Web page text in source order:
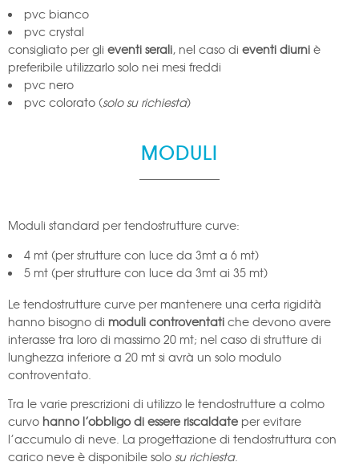
pvc bianco
pvc crystal
consigliato per gli eventi serali, nel caso di eventi diurni è
preferibile utilizzarlo solo nei mesi freddi
pvc nero
pvc colorato (solo su richiesta)
MODULI
Moduli standard per tendostrutture curve:
4 mt (per strutture con luce da 3mt a 6 mt)
5 mt (per strutture con luce da 3mt ai 35 mt)
Le tendostrutture curve per mantenere una certa rigidità
hanno bisogno di moduli controventati che devono avere
interasse tra loro di massimo 20 mt; nel caso di strutture di
lunghezza inferiore a 20 mt si avrà un solo modulo
controventato.
Tra le varie prescrizioni di utilizzo le tendostrutture a colmo
curvo hanno l’obbligo di essere riscaldate per evitare
l’accumulo di neve. La progettazione di tendostruttura con
carico neve è disponibile solo su richiesta.